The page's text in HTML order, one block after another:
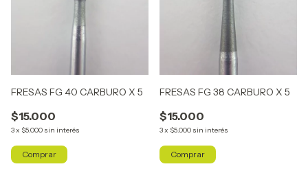
FRESAS FG 40 CARBURO X 5
$15.000
3x $5.000 sin interés
FRESAS FG 38 CARBURO X 5
$15.000
3x $5.000 sin interés